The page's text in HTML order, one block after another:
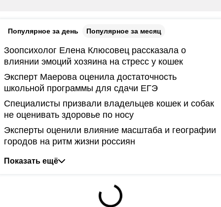
Популярное за день Популярное за месяц
Зоопсихолог Елена Клюсовец рассказала о
влиянии эмоций хозяина на стресс у кошек
Эксперт Маерова оценила достаточность
школьной программы для сдачи ЕГЭ
Специалисты призвали владельцев кошек и собак
не оценивать здоровье по носу
Эксперты оценили влияние масштаба и географии
городов на ритм жизни россиян
Показать ещё